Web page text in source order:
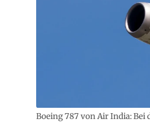
Boeing 787 von Air India: